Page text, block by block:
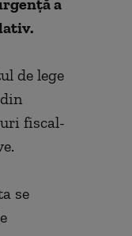
a
de lege
fiscal-
se